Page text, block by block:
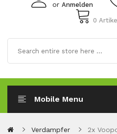
or Anmelden
0
Mobile Menu
Verdampfer 2x